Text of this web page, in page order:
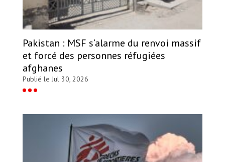
Pakistan : MSF s’alarme du renvoi massif
et forcé des personnes réfugiées
afghanes
Publié le Jul 30, 2026